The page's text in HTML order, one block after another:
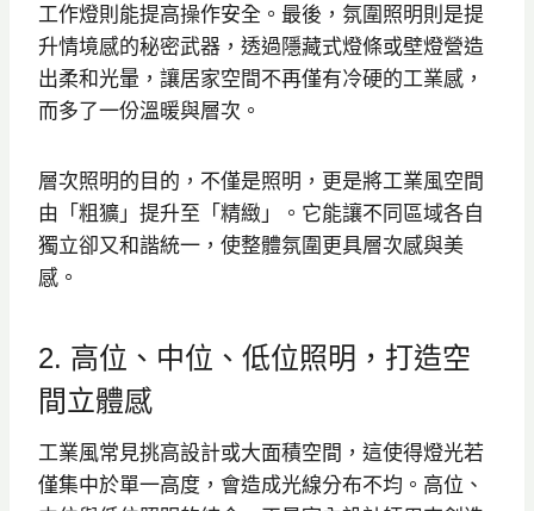
工作燈則能提高操作安全。最後，氛圍照明則是提
升情境感的秘密武器，透過隱藏式燈條或壁燈營造
出柔和光暈，讓居家空間不再僅有冷硬的工業感，
而多了一份溫暖與層次。
層次照明的目的，不僅是照明，更是將工業風空間
由「粗獷」提升至「精緻」。它能讓不同區域各自
獨立卻又和諧統一，使整體氛圍更具層次感與美
感。
2. 高位、中位、低位照明，打造空
間立體感
工業風常見挑高設計或大面積空間，這使得燈光若
僅集中於單一高度，會造成光線分布不均。高位、